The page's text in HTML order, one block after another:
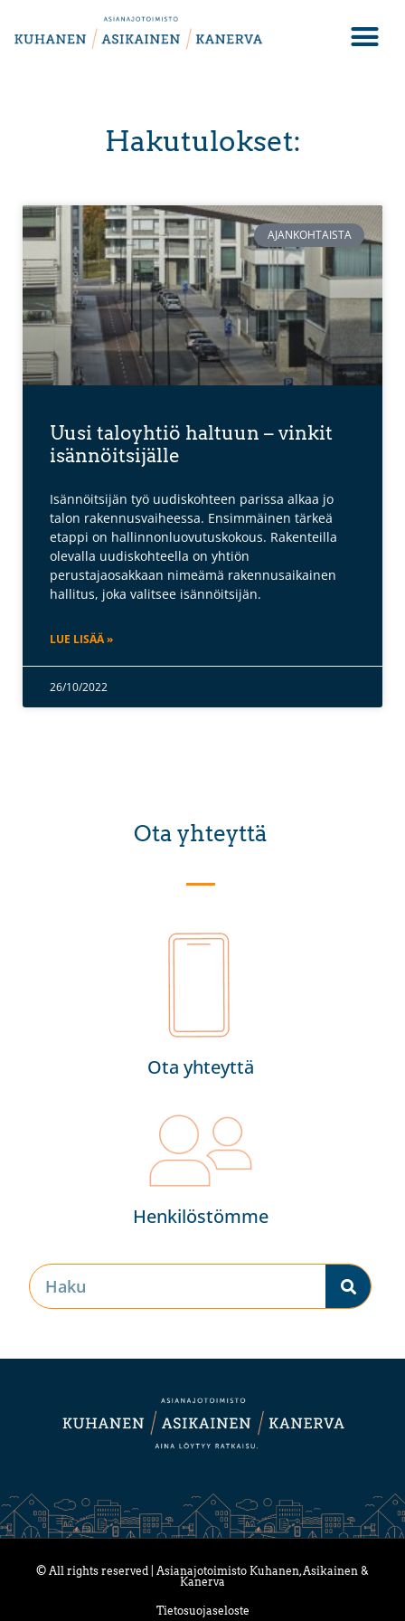
Hakutulokset:
AJANKOHTAISTA
Uusi taloyhtiö haltuun – vinkit
isännöitsijälle
Isännöitsijän työ uudiskohteen parissa alkaa jo
talon rakennusvaiheessa. Ensimmäinen tärkeä
etappi on hallinnonluovutuskokous. Rakenteilla
olevalla uudiskohteella on yhtiön
perustajaosakkaan nimeämä rakennusaikainen
hallitus, joka valitsee isännöitsijän.
LUE LISÄÄ »
26/10/2022
Ota yhteyttä
Ota yhteyttä
Henkilöstömme
© All rights reserved | Asianajotoimisto Kuhanen, Asikainen &
Kanerva
Tietosuojaseloste